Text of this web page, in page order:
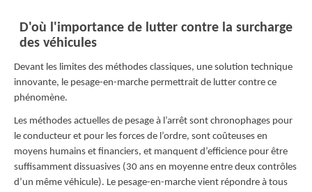
D'où l'importance de lutter contre la surcharge
des véhicules
Devant les limites des méthodes classiques, une solution technique
innovante, le pesage-en-marche permettrait de lutter contre ce
phénomène.
Les méthodes actuelles de pesage à l’arrêt sont chronophages pour
le conducteur et pour les forces de l’ordre, sont coûteuses en
moyens humains et financiers, et manquent d’efficience pour être
suffisamment dissuasives (30 ans en moyenne entre deux contrôles
d’un même véhicule). Le pesage-en-marche vient répondre à tous